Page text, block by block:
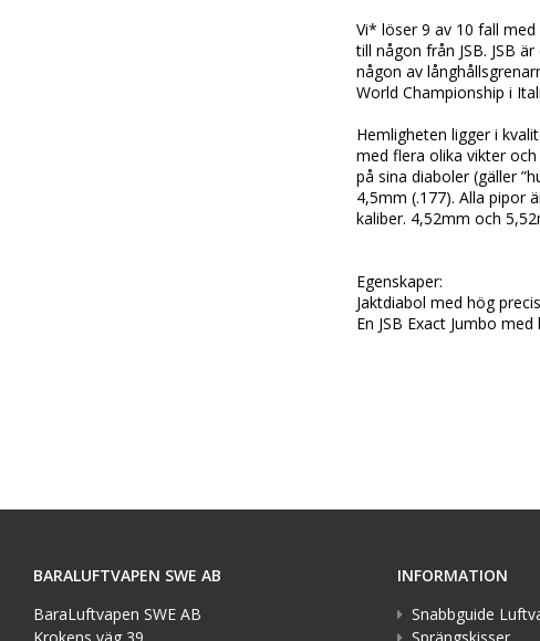
Vi* löser 9 av 10 fall
till någon från JSB. JSB
någon av
World Championship i
Hemligheten ligger i
med flera olika vikter
på sina diaboler (gäller
4,5mm (.177). Alla pipor
kaliber. 4,52mm och
Egenskaper:
Jaktdiabol med hög
En JSB Exact Jumbo med
BARALUFTVAPEN SWE AB
BaraLuftvapen SWE AB
INFORMATION
Snabbguide